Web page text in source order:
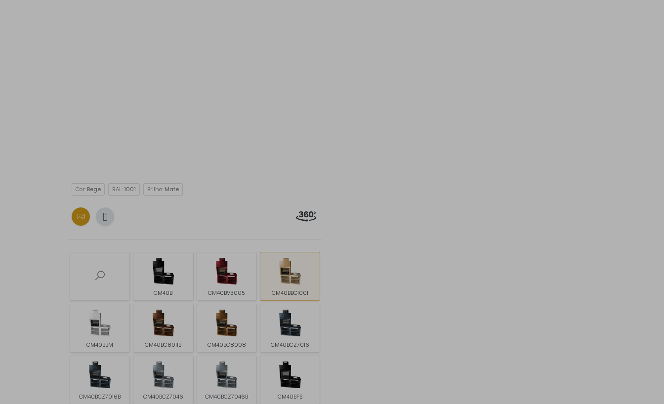
Cor: Bege RAL: 1001 Brilho: Mate
CM40B CM40BV3005 CM40BBG1001
CM40BBM CM40BC8011B CM40BC8008 CM40BCZ7016
CM40BCZ7016B CM40BCZ7046 CM40BCZ7046B CM40BPB